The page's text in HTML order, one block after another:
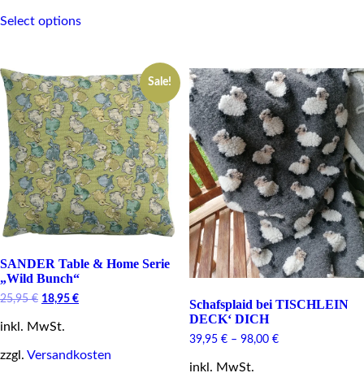
Select optionsproduct
The
options
may
be
chosen
on
the
product
page
options
may
be
chosen
on
the
product
page
Sale!
SANDER Table & Home Serie
„Wild Bunch“
25,95€ Original
was:
18,95 €Current
inkl. MwSt.
zzgl. Versandkosten
Schafsplaid bei TISCHLEIN
DECK‘ DICH
39,95 €– 98,00 €
inkl. MwSt.